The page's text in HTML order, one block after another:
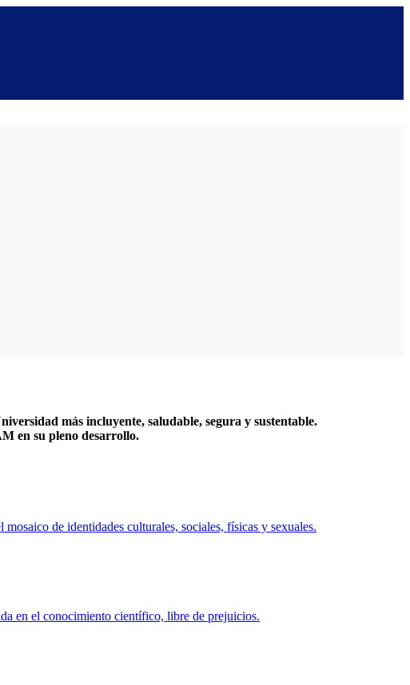
más incluyente, saludable, segura y sustentable.
en su pleno desarrollo.
de identidades culturales, sociales, físicas y sexuales.
en el conocimiento científico, libre de prejuicios.